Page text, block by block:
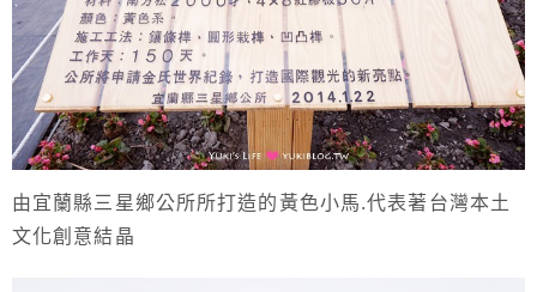
由宜蘭縣三星鄉公所所打造的黃色小馬.代表著台灣本土
文化創意結晶